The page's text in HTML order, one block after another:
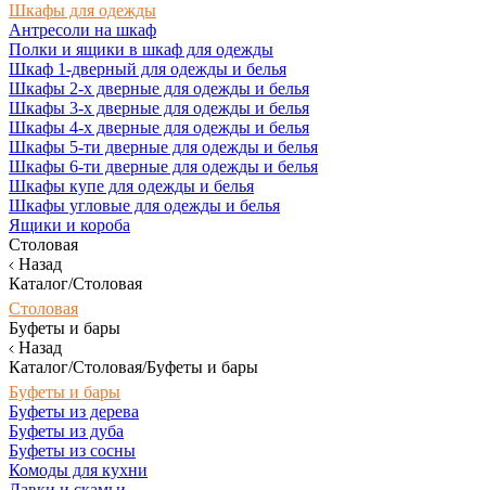
Шкафы для одежды
Антресоли на шкаф
Полки и ящики в шкаф для одежды
Шкаф 1-дверный для одежды и белья
Шкафы 2-х дверные для одежды и белья
Шкафы 3-х дверные для одежды и белья
Шкафы 4-х дверные для одежды и белья
Шкафы 5-ти дверные для одежды и белья
Шкафы 6-ти дверные для одежды и белья
Шкафы купе для одежды и белья
Шкафы угловые для одежды и белья
Ящики и короба
Столовая
Назад
Каталог/Столовая
Столовая
Буфеты и бары
Назад
Каталог/Столовая/Буфеты и бары
Буфеты и бары
Буфеты из дерева
Буфеты из дуба
Буфеты из сосны
Комоды для кухни